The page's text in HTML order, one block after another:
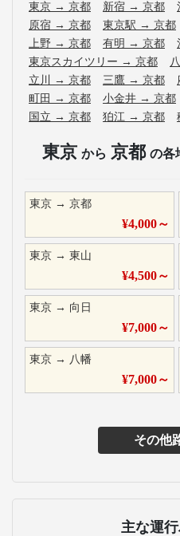
東京 → 京都 新宿 → 京都
原宿 → 京都 東京駅 → 京都
上野 → 京都 有明 → 京都
東京スカイツリー → 京都
立川
→ 京都 三鷹 → 京都
町田 → 京都 小金井 → 京都
国立 → 京都 狛江 → 京都
東京 から 京都 の各
東京 → 京都
¥4,000～
東京 → 東山
¥4,500～
東京 → 向日
¥7,000～
東京 → 八幡
¥7,000～
その他
主な運